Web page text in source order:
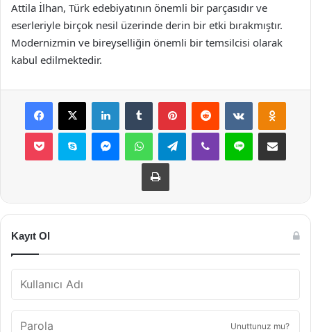
Attila İlhan, Türk edebiyatının önemli bir parçasıdır ve
eserleriyle birçok nesil üzerinde derin bir etki bırakmıştır.
Modernizmin ve bireyselliğin önemli bir temsilcisi olarak
kabul edilmektedir.
Facebook
X LinkedInTumblr PinterestReddit VKontakte
Pocket Skype MessengerWhatsAppTelegramViber Line E-Posta ile
Yazdır
Kayıt Ol
Unuttunuz mu?